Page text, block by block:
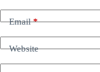
Email*
Website